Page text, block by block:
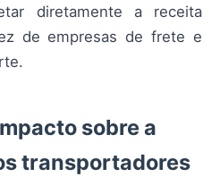
diretamente a receita
de empresas de frete e
sobre a
transportadores